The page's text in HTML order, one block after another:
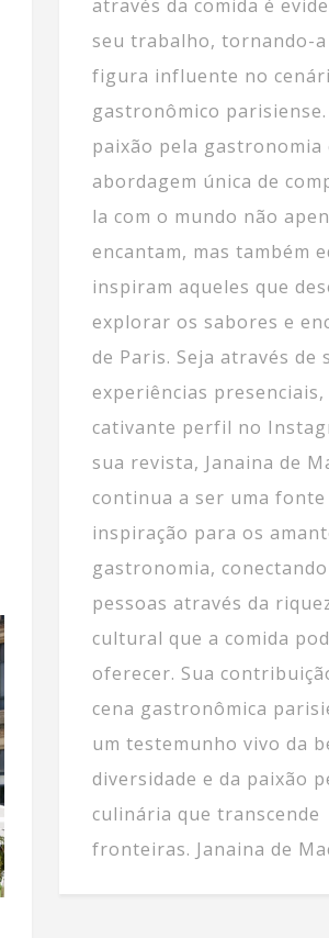
através da comida é
seu trabalho, tornando-a
figura influente no
gastronômico parisiense.
paixão pela gastronomia
abordagem única de
la com o mundo não
encantam, mas também
inspiram aqueles que
explorar os sabores e
de Paris. Seja através de
experiências presenciais,
cativante perfil no
sua revista, Janaina de
continua a ser uma fonte
inspiração para os
gastronomia, conectando
pessoas através da
cultural que a comida
oferecer. Sua
cena gastronômica
um testemunho vivo da
diversidade e da paixão
culinária que transcende
fronteiras. Janaina de